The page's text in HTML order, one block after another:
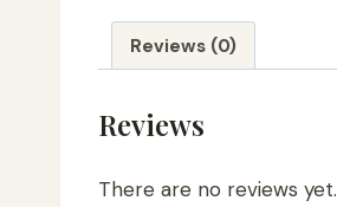
Reviews (0)
Reviews
There are no reviews yet.